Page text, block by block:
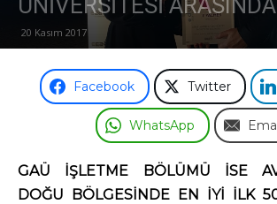
ÜNİVERSİTESİ ARASINDA
20 Kasım 2017
Facebook Twitter
WhatsApp
GAÜ İŞLETME BÖLÜMÜ İSE
DOĞU BÖLGESİNDE EN İYİ İLK